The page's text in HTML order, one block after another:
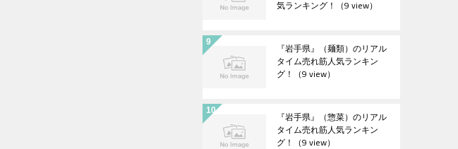
気ランキング！ （9 view）
『岩手県』（麺類）のリアル
タイム売れ筋人気ランキン
グ！ （9 view）
『岩手県』（惣菜）のリアル
タイム売れ筋人気ランキン
グ！ （9 view）